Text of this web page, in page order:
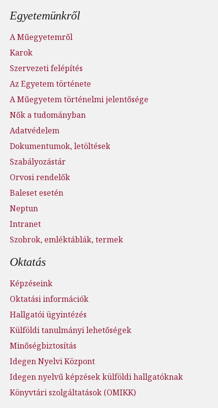
Lábléc menü
Egyetemünkről
A Műegyetemről
Karok
Szervezeti felépítés
Az Egyetem története
A Műegyetem történelmi jelentősége
Nők a tudományban
Adatvédelem
Dokumentumok, letöltések
Szabályozástár
Orvosi rendelők
Baleset esetén
Neptun
Intranet
Szobrok, emléktáblák, termek
Oktatás
Képzéseink
Oktatási információk
Hallgatói ügyintézés
Külföldi tanulmányi lehetőségek
Minőségbiztosítás
Idegen Nyelvi Központ
Idegen nyelvű képzések külföldi hallgatóknak
Könyvtári szolgáltatások (OMIKK)